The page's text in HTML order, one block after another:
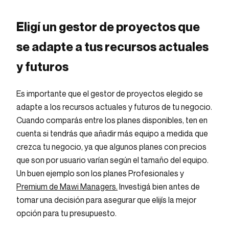
Eligí un gestor de proyectos que
se adapte a tus recursos actuales
y futuros
Es importante que el gestor de proyectos elegido se
adapte a los recursos actuales y futuros de tu negocio.
Cuando comparás entre los planes disponibles, ten en
cuenta si tendrás que añadir más equipo a medida que
crezca tu negocio, ya que algunos planes con precios
que son por usuario varían según el tamaño del equipo.
Un buen ejemplo son los planes Profesionales y
Premium de Mawi Managers. Investigá bien antes de
tomar una decisión para asegurar que elijís la mejor
opción para tu presupuesto.